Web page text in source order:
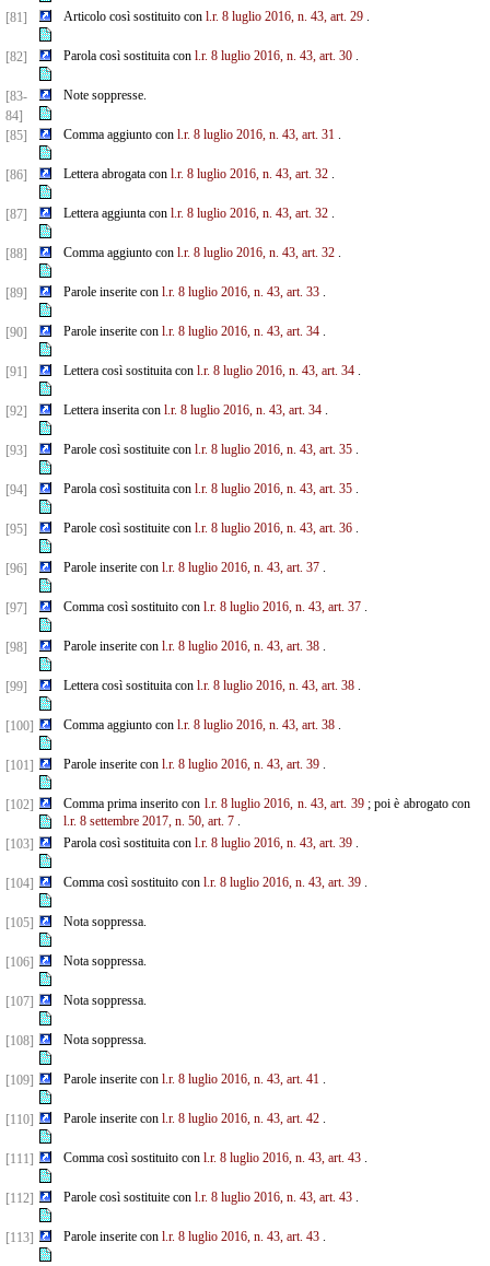
[81] Articolo così sostituito con l.r. 8 luglio 2016, n. 43, art. 29.
[82] Parola così sostituita con l.r. 8 luglio 2016, n. 43, art. 30.
[83-
84]
Note soppresse.
[85] Comma aggiunto con l.r. 8 luglio 2016, n. 43, art. 31.
[86] Lettera abrogata con l.r. 8 luglio 2016, n. 43, art. 32.
[87] Lettera aggiunta con l.r. 8 luglio 2016, n. 43, art. 32.
[88] Comma aggiunto con l.r. 8 luglio 2016, n. 43, art. 32.
[89] Parole inserite con l.r. 8 luglio 2016, n. 43, art. 33.
[90] Parole inserite con l.r. 8 luglio 2016, n. 43, art. 34.
[91] Lettera così sostituita con l.r. 8 luglio 2016, n. 43, art. 34.
[92] Lettera inserita con l.r. 8 luglio 2016, n. 43, art. 34.
[93] Parole così sostituite con l.r. 8 luglio 2016, n. 43, art. 35.
[94] Parola così sostituita con l.r. 8 luglio 2016, n. 43, art. 35.
[95] Parole così sostituite con l.r. 8 luglio 2016, n. 43, art. 36.
[96] Parole inserite con l.r. 8 luglio 2016, n. 43, art. 37.
[97] Comma così sostituito con l.r. 8 luglio 2016, n. 43, art. 37.
[98] Parole inserite con l.r. 8 luglio 2016, n. 43, art. 38.
[99] Lettera così sostituita con l.r. 8 luglio 2016, n. 43, art. 38.
[100] Comma aggiunto con l.r. 8 luglio 2016, n. 43, art. 38.
[101] Parole inserite con l.r. 8 luglio 2016, n. 43, art. 39.
[102] Comma prima inserito con l.r. 8 luglio 2016, n. 43, art. 39; poi è abrogato con
l.r. 8 settembre 2017, n. 50, art. 7.
[103]
Parola così sostituita con l.r. 8 luglio 2016, n. 43, art. 39.
[104] Comma così sostituito con l.r. 8 luglio 2016, n. 43, art. 39.
[105] Nota soppressa.
[106] Nota soppressa.
[107] Nota soppressa.
[108] Nota soppressa.
[109] Parole inserite con l.r. 8 luglio 2016, n. 43, art. 41.
[110] Parole inserite con l.r. 8 luglio 2016, n. 43, art. 42.
[111] Comma così sostituito con l.r. 8 luglio 2016, n. 43, art. 43.
[112] Parole così sostituite con l.r. 8 luglio 2016, n. 43, art. 43.
[113] Parole inserite con l.r. 8 luglio 2016, n. 43, art. 43.